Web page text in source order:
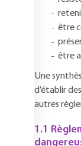
être
être
Une
d’établir
autres
1.1